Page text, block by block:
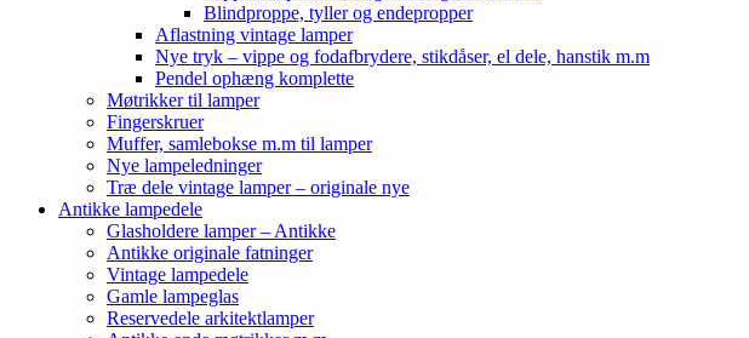
Blindproppe, tyller og endepropper
Aflastning vintage lamper
Nye tryk – vippe og fodafbrydere, stikdåser, el dele, hanstik m.m
Pendel ophæng komplette
Møtrikker til lamper
Fingerskruer
Muffer, samlebokse m.m til lamper
Nye lampeledninger
Træ dele vintage lamper – originale nye
Antikke lampedele
Glasholdere lamper – Antikke
Antikke originale fatninger
Vintage lampedele
Gamle lampeglas
Reservedele arkitektlamper